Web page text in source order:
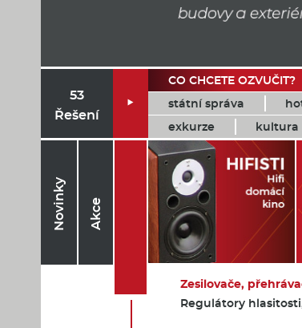
53
Řešení

CO CHCETE OZVUČIT?
státní správa
exkurze
kultura
Novinky Akce
Zesilovače,
Regulátory